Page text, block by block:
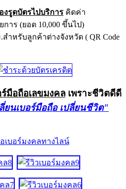
งรูดบัตรไปบริการ คิดค่า
การ (ยอด 10,000 ขึ้นไป)
ำหรับลูกค้าต่างจังหวัด ( QR Code
ร์มือถือเลขมงคลเพราะชีวิตดีดี
ยนเบอร์มือถือ เปลี่ยนชีวิต"